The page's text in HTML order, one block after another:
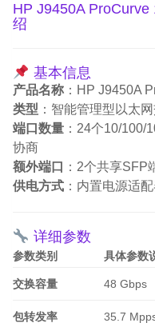
HP J9450A
绍
基本信息
产品名称 ：HP J9450A
类型 ：智能管理型以太
端口数量 ：24个10/100/
协商
额外端口
：2个共享SFP
供电方式 ：内置电源适
详细参数
参数类别 具体参数
交换容量 48 Gbps
包转发率 35.7